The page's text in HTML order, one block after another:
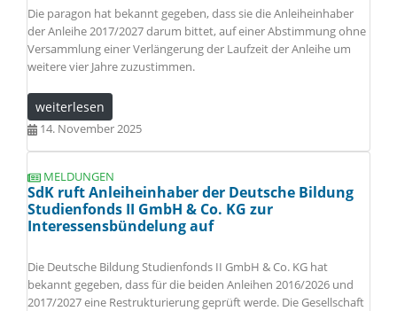
Die paragon hat bekannt gegeben, dass sie die Anleiheinhaber
der Anleihe 2017/2027 darum bittet, auf einer Abstimmung ohne
Versammlung einer Verlängerung der Laufzeit der Anleihe um
weitere vier Jahre zuzustimmen.
weiterlesen
14. November 2025
MELDUNGEN
SdK ruft Anleiheinhaber der Deutsche Bildung
Studienfonds II GmbH & Co. KG zur
Interessensbündelung auf
Die Deutsche Bildung Studienfonds II GmbH & Co. KG hat
bekannt gegeben, dass für die beiden Anleihen 2016/2026 und
2017/2027 eine Restrukturierung geprüft werde. Die Gesellschaft